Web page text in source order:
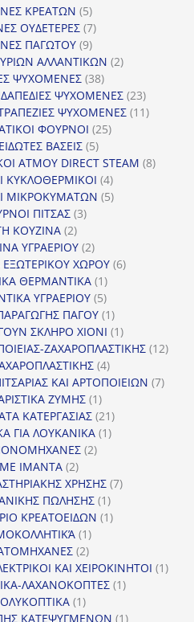
προϊόντα
ΚΡΕΑΤΩΝ 55
προϊόντα
ΟΥΔΕΤΕΡΕΣ 77
ΠΑΓΩΤΟΥ 99
προϊόντα
ΑΛΛΑΝΤΙΚΩΝ 22
ΨΥΧΟΜΕΝΕΣ 3838
προϊόντα
ΨΥΧΟΜΕΝΕΣ 2323
προϊόντα
ΨΥΧΟΜΕΝΕΣ 1111
ΦΟΥΡΝΟΙ 2525
ΒΑΣΕΙΣ 55
προϊόντα
ΑΤΜΟΥ DIRECT STEAM 88
ΚΥΚΛΟΘΕΡΜΙΚΟΙ 44
προϊόντα
ΜΙΚΡΟΚΥΜΑΤΩΝ 55
ΠΙΤΣΑΣ 33
ΚΟΥΖΙΝΑ 22
προϊόντα
ΥΓΡΑΕΡΙΟΥ 22
προϊόντα
ΧΩΡΟΥ 66
ΘΕΡΜΑΝΤΙΚΑ 11
προϊόν
ΥΓΡΑΕΡΙΟΥ 55
προϊόντα
ΠΑΓΟΥ 11
προϊόν
ΣΚΛΗΡΟ ΧΙΟΝΙ 11
προϊόν
ΖΑΧΑΡΟΠΛΑΣΤΙΚΗΣ 1212
44
προϊόντα
ΚΑΙ ΑΡΤΟΠΟΙΕΙΩΝ 77
ΖΥΜΗΣ 11
προϊόν
ΚΑΤΕΡΓΑΣΙΑΣ 2121
προϊόντα
ΓΙΑ ΛΟΥΚΑΝΙΚΑ 11
22
ΜΕ ΙΜΑΝΤΑ 22
προϊόντα
ΧΡΗΣΗΣ 77
ΠΩΛΗΣΗΣ 11
προϊόν
ΚΡΕΑΤΟΕΙΔΩΝ 11
11
προϊόν
22
προϊόντα
ΚΑΙ ΧΕΙΡΟΚΙΝΗΤΟΙ 11
ΛΑΧΑΝΟΚΟΠΤΕΣ 11
11
προϊόν
ΚΑΤΕΨΥΓΜΕΝΩΝ 11